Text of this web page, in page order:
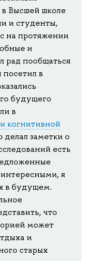
в Высшей школе
и студенты,
на протяжении
и
рад пообщаться
в
будущего
в
когнитивной
делал заметки о
есть
я
в будущем.
что
может
и
старых